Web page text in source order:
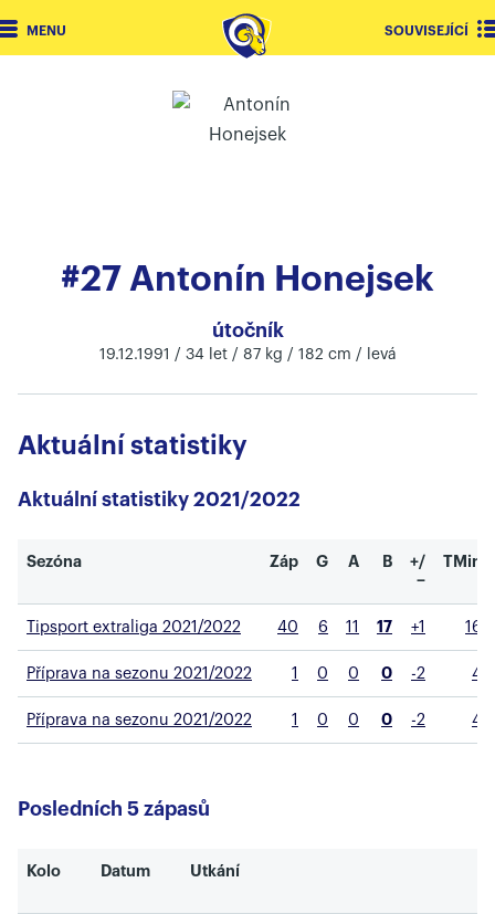
MENU SOUVISEJÍCÍ
#27 Antonín Honejsek
útočník
19.12.1991 / 34 let / 87 kg / 182 cm / levá
Aktuální statistiky
Aktuální statistiky 2021/2022
Sezóna Záp G A B
+/
−
TMin
Tipsport extraliga 2021/2022 40 6 11 17 +1 16
Příprava na sezonu 2021/2022 1 0 0 0 -2 4
Příprava na sezonu 2021/2022 1 0 0 0 -2 4
Posledních 5 zápasů
Kolo Datum Utkání